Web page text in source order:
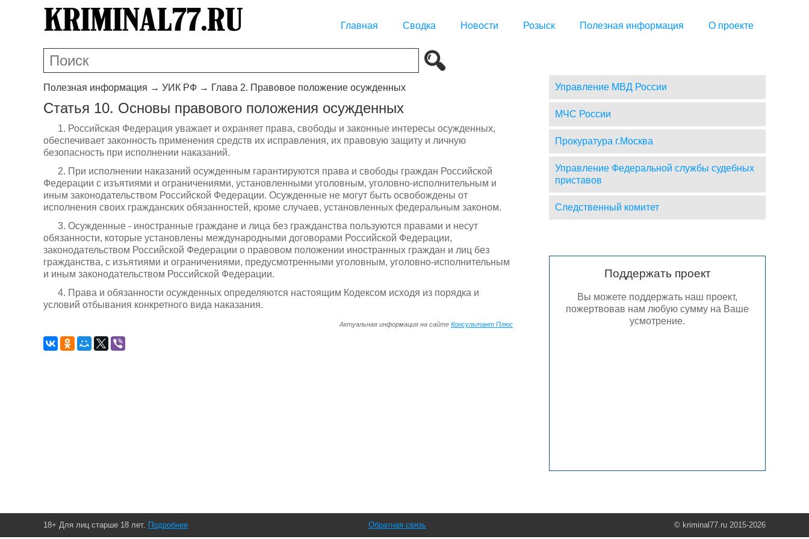
Главная Сводка Новости Розыск Полезная информация О проекте
Полезная информация → УИК РФ → Глава 2. Правовое положение осужденных
Статья 10. Основы правового положения осужденных
1. Российская Федерация уважает и охраняет права, свободы и законные интересы осужденных,
обеспечивает законность применения средств их исправления, их правовую защиту и личную
безопасность при исполнении наказаний.
2. При исполнении наказаний осужденным гарантируются права и свободы граждан Российской
Федерации с изъятиями и ограничениями, установленными уголовным, уголовно-исполнительным и
иным законодательством Российской Федерации. Осужденные не могут быть освобождены от
исполнения своих гражданских обязанностей, кроме случаев, установленных федеральным законом.
3. Осужденные - иностранные граждане и лица без гражданства пользуются правами и несут
обязанности, которые установлены международными договорами Российской Федерации,
законодательством Российской Федерации о правовом положении иностранных граждан и лиц без
гражданства, с изъятиями и ограничениями, предусмотренными уголовным, уголовно-исполнительным
и иным законодательством Российской Федерации.
4. Права и обязанности осужденных определяются настоящим Кодексом исходя из порядка и
условий отбывания конкретного вида наказания.
Актуальная информация на сайте Консультант Плюс
Управление МВД России
МЧС России
Прокуратура г.Москва
Управление Федеральной службы судебных
приставов
Следственный комитет
Поддержать проект
Вы можете поддержать наш проект,
пожертвовав нам любую сумму на Ваше
усмотрение.
18+ Для лиц старше 18 лет. Подробнее © kriminal77.ru 2015-2026
Обратная связь